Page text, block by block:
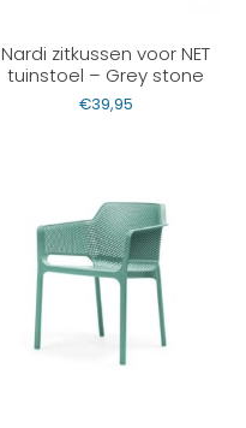
Nardi zitkussen voor NET
tuinstoel – Grey stone
€39,95